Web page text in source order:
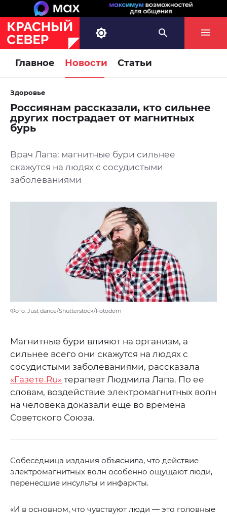
Главное Новости Статьи
Здоровье
Россиянам рассказали, кто сильнее
других пострадает от магнитных
бурь
Врач Лапа: магнитные бури сильнее
скажутся на людях с сосудистыми
заболеваниями
Фото: Just dance/Shutterstock/Fotodom
Магнитные бури влияют на организм, а
сильнее всего они скажутся на людях с
сосудистыми заболеваниями, рассказала
«Газете.Ru» терапевт Людмила Лапа. По ее
словам, воздействие электромагнитных волн
на человека доказали еще во времена
Советского Союза.
Собеседница издания объяснила, что действие
электромагнитных волн особенно ощущают люди,
перенесшие инсульты и инфаркты.
«И в основном, что чувствуют люди — это головные